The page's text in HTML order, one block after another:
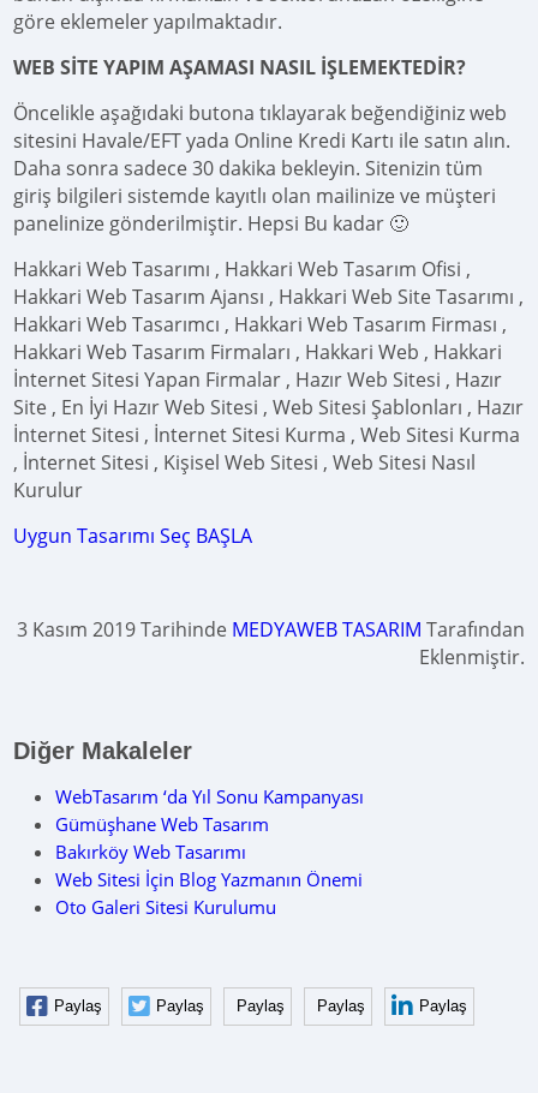
göre eklemeler yapılmaktadır.
WEB SİTE YAPIM AŞAMASI NASIL İŞLEMEKTEDİR?
Öncelikle aşağıdaki butona tıklayarak beğendiğiniz web
sitesini Havale/EFT yada Online Kredi Kartı ile satın alın.
Daha sonra sadece 30 dakika bekleyin. Sitenizin tüm
giriş bilgileri sistemde kayıtlı olan mailinize ve müşteri
panelinize gönderilmiştir. Hepsi Bu kadar 🙂
Hakkari Web Tasarımı , Hakkari Web Tasarım Ofisi ,
Hakkari Web Tasarım Ajansı , Hakkari Web Site Tasarımı ,
Hakkari Web Tasarımcı , Hakkari Web Tasarım Firması ,
Hakkari Web Tasarım Firmaları , Hakkari Web , Hakkari
İnternet Sitesi Yapan Firmalar , Hazır Web Sitesi , Hazır
Site , En İyi Hazır Web Sitesi , Web Sitesi Şablonları , Hazır
İnternet Sitesi , İnternet Sitesi Kurma , Web Sitesi Kurma
, İnternet Sitesi , Kişisel Web Sitesi , Web Sitesi Nasıl
Kurulur
Uygun Tasarımı Seç BAŞLA
3 Kasım 2019 Tarihinde MEDYAWEB TASARIM Tarafından
Eklenmiştir.
Diğer Makaleler
WebTasarım ‘da Yıl Sonu Kampanyası
Gümüşhane Web Tasarım
Bakırköy Web Tasarımı
Web Sitesi İçin Blog Yazmanın Önemi
Oto Galeri Sitesi Kurulumu
Paylaş Paylaş Paylaş Paylaş Paylaş